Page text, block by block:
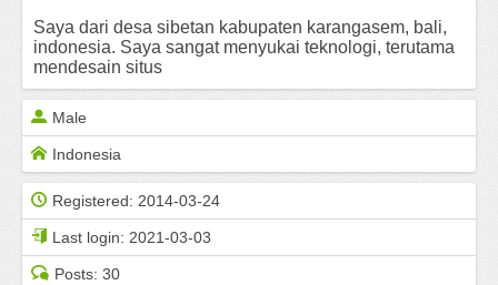
Saya dari desa sibetan kabupaten karangasem, bali,
indonesia. Saya sangat menyukai teknologi, terutama
mendesain situs
Male
Indonesia
Registered: 2014-03-24
Last login: 2021-03-03
Posts: 30